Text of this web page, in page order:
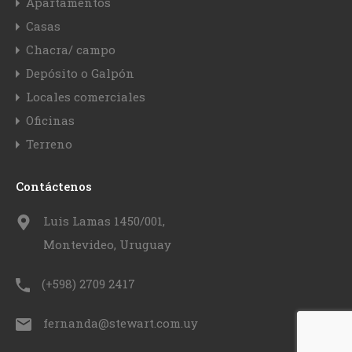
Casas
Chacra/ campo
Depósito o Galpón
Locales comerciales
Oficinas
Terreno
Contáctenos
Luis Lamas 1450/001,
Montevideo, Uruguay
(+598) 2709 2417
fernanda@stewart.com.uy